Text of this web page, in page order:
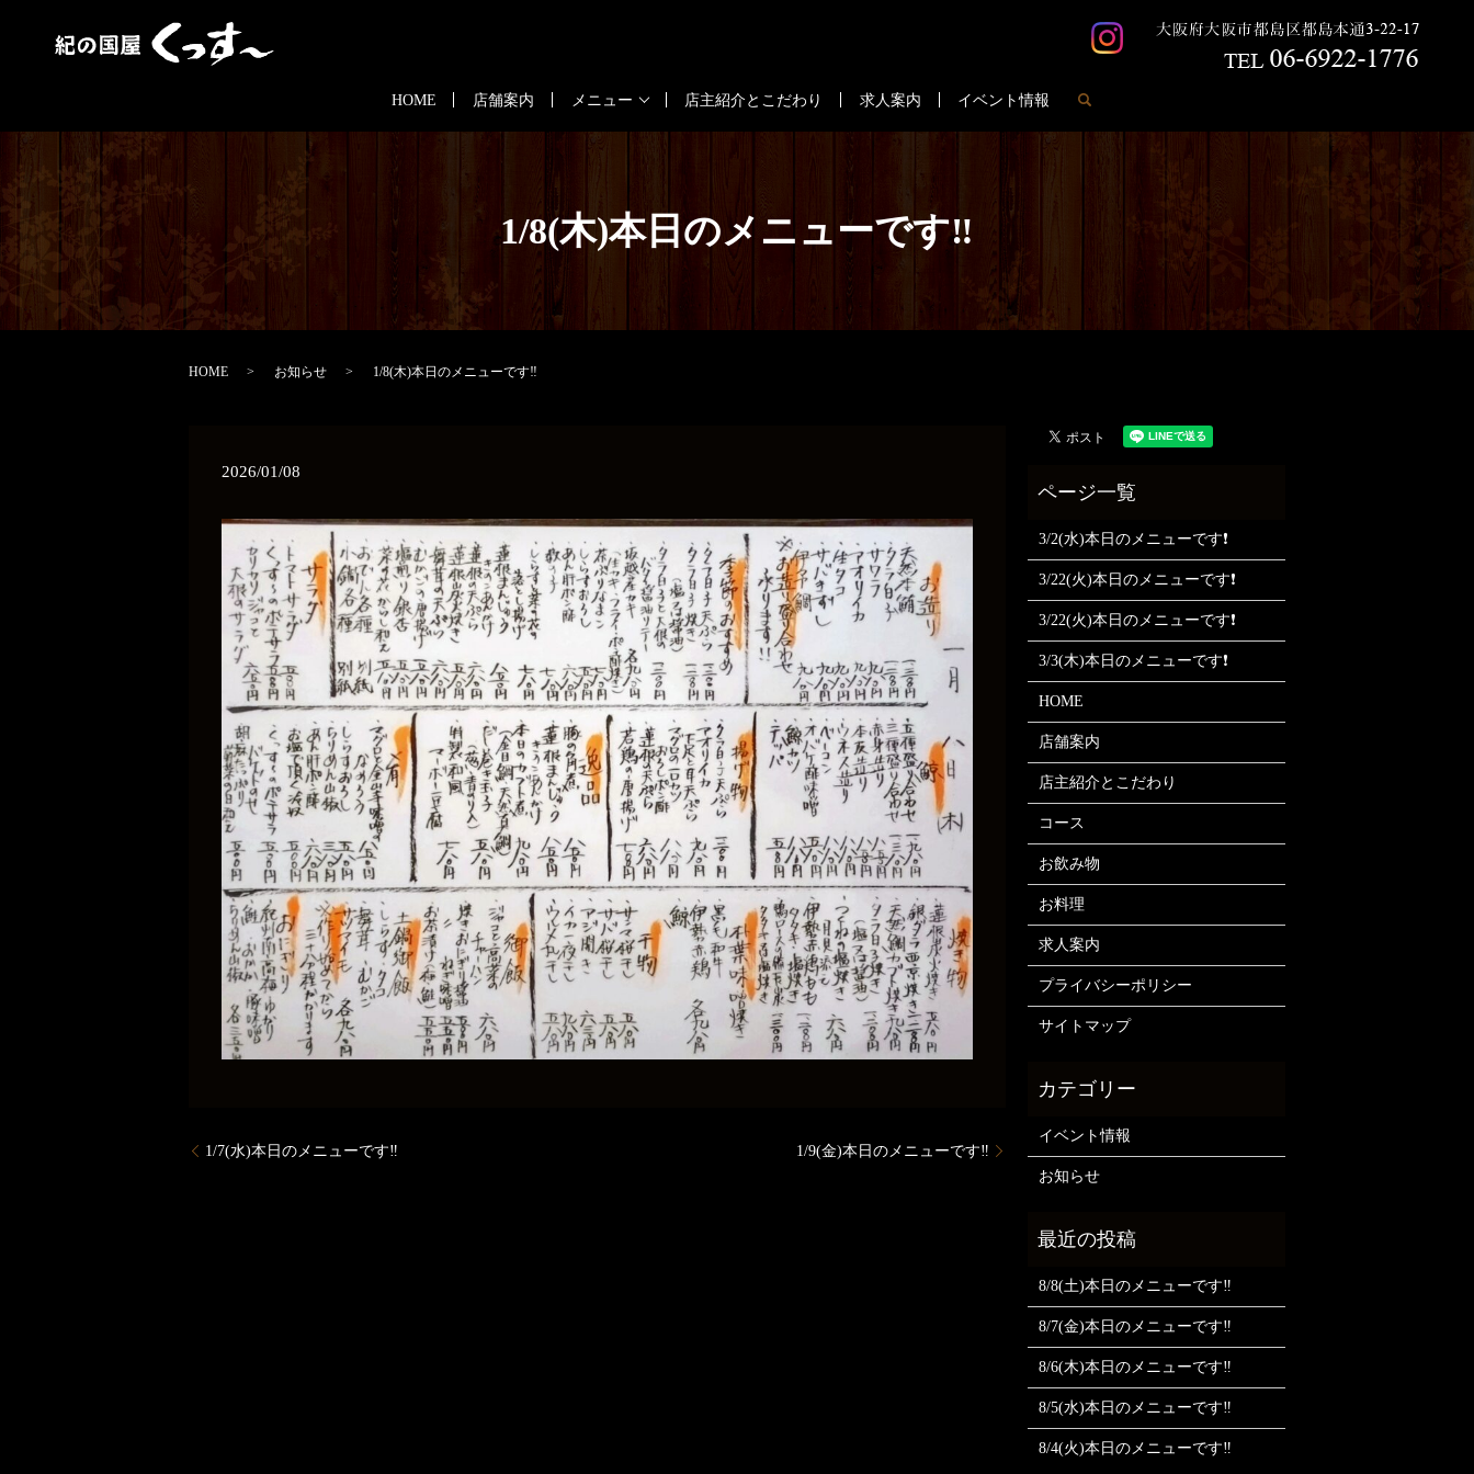
HOME 店舗案内 メニュー 店主紹介とこだわり 求人案内 イベント情報
1/8(木)本日のメニューです‼️
HOME お知らせ 1/8(木)本日のメニューです‼️
2026/01/08
1/7(水)本日のメニューです‼️ 1/9(金)本日のメニューです‼️
3/2(水)本日のメニューです❗
3/22(火)本日のメニューです❗
3/22(火)本日のメニューです❗
3/3(木)本日のメニューです❗
HOME
店舗案内
店主紹介とこだわり
コース
お飲み物
お料理
求人案内
プライバシーポリシー
サイトマップ
イベント情報
お知らせ
8/8(土)本日のメニューです‼️
8/7(金)本日のメニューです‼️
8/6(木)本日のメニューです‼️
8/5(水)本日のメニューです‼️
8/4(火)本日のメニューです‼️